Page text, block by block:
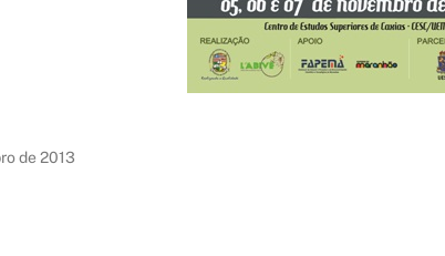
de 2013